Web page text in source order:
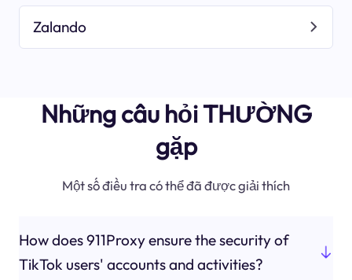
Zalando
Những câu hỏi THƯỜNG
gặp
Một số điều tra có thể đã được giải thích
How does 911Proxy ensure the security of
TikTok users' accounts and activities?